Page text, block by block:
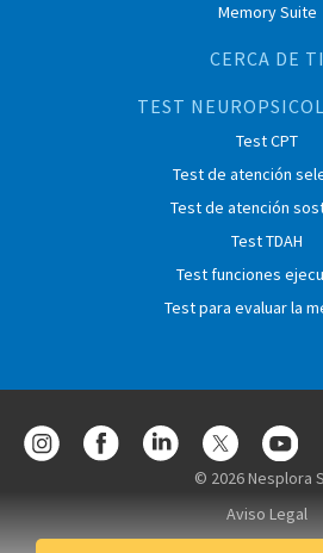
Memory Suite
CERCA DE TI
TEST
Test CPT
Test de atención
Test de atención
Test TDAH
Test funciones
Test para evaluar la
© 2026 Nesplora
Aviso Legal